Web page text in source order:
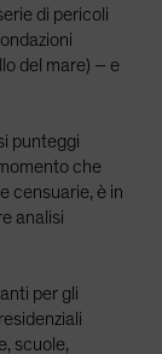
di pericoli
del mare) – e
punteggi
che
censuarie, è in
analisi
per gli
scuole,